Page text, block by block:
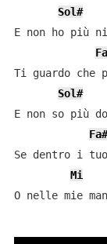
Sol#
E non ho più
Ti guardo che
Sol#
E non so più
Fa#
Se dentro i
Mi
O nelle mie